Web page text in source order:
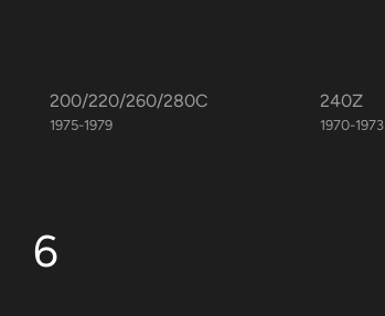
200/220/260/280C
1975-1979
240Z
1970-1973
6